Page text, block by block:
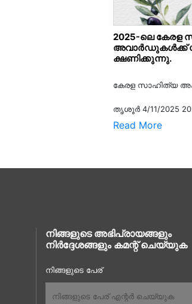
2025-ലെ കേരള
അവാർഡുകൾക്ക്
ക്ഷണിക്കുന്നു.
കേരള സാഹിത്യ
തൃശൂര്‍ 4/11/2025
Read More
നിങ്ങളുടെ അഭിപ്രായങ്ങളും
നിർദ്ദേശങ്ങളും കമന്റ് ചെയ്യുക
നിങ്ങളുടെ പേര്